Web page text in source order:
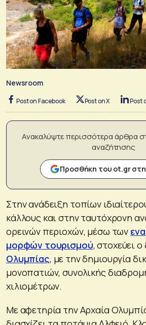
Newsroom
Post on Facebook Post on X Post
Ανακαλύψτε περισσότερα άρθρα
αναζήτησης
Προσθήκη του ot.gr
Στην ανάδειξη τοπίων
κάλλους και στην ταυτόχρονη
ορεινών περιοχών, μέσω των
μορφών τουρισμού, στοχεύει
Ολυμπίας, με την δημιουργία
μονοπατιών, συνολικής
χιλιομέτρων.
Με αφετηρία την Αρχαία